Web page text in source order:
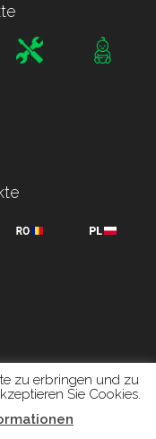
zu erbringen und zu
Sie Cookies.